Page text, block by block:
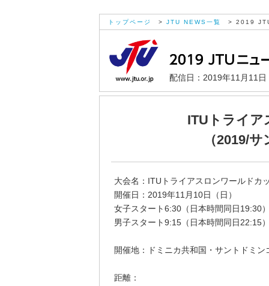
トップページ > JTU NEWS一覧 > 2019
配信日：2019年11月11日
ITUトライア
（2019/
大会名：ITUトライアスロンワールドカ
開催日：2019年11月10日（日）
女子スタート6:30（日本時間同日19:30
男子スタート9:15（日本時間同日22:15
開催地：ドミニカ共和国・サントドミン
距離：